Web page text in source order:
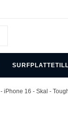
- iPhone 16 - Skal -